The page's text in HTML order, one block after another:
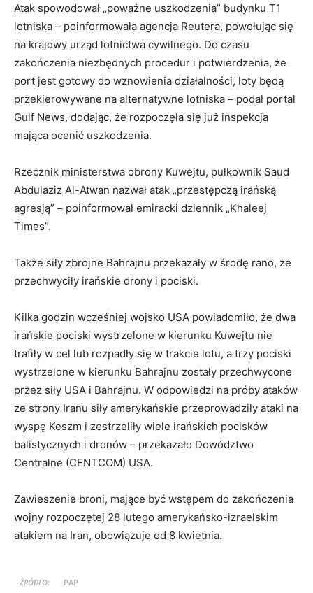
Atak spowodował „poważne uszkodzenia” budynku T1
lotniska – poinformowała agencja Reutera, powołując się
na krajowy urząd lotnictwa cywilnego. Do czasu
zakończenia niezbędnych procedur i potwierdzenia, że
port jest gotowy do wznowienia działalności, loty będą
przekierowywane na alternatywne lotniska – podał portal
Gulf News, dodając, że rozpoczęła się już inspekcja
mająca ocenić uszkodzenia.
Rzecznik ministerstwa obrony Kuwejtu, pułkownik Saud
Abdulaziz Al-Atwan nazwał atak „przestępczą irańską
agresją” – poinformował emiracki dziennik „Khaleej
Times”.
Także siły zbrojne Bahrajnu przekazały w środę rano, że
przechwyciły irańskie drony i pociski.
Kilka godzin wcześniej wojsko USA powiadomiło, że dwa
irańskie pociski wystrzelone w kierunku Kuwejtu nie
trafiły w cel lub rozpadły się w trakcie lotu, a trzy pociski
wystrzelone w kierunku Bahrajnu zostały przechwycone
przez siły USA i Bahrajnu. W odpowiedzi na próby ataków
ze strony Iranu siły amerykańskie przeprowadziły ataki na
wyspę Keszm i zestrzeliły wiele irańskich pocisków
balistycznych i dronów – przekazało Dowództwo
Centralne (CENTCOM) USA.
Zawieszenie broni, mające być wstępem do zakończenia
wojny rozpoczętej 28 lutego amerykańsko-izraelskim
atakiem na Iran, obowiązuje od 8 kwietnia.
ŹRÓDŁO:
PAP